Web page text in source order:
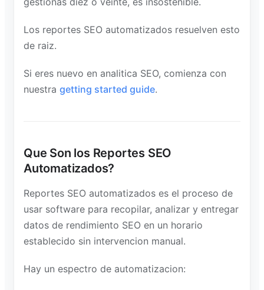
Los reportes SEO automatizados resuelven esto
de raiz.
Si eres nuevo en analitica SEO, comienza con
nuestra getting started guide.
Que Son los Reportes SEO
Automatizados?
Reportes SEO automatizados es el proceso de
usar software para recopilar, analizar y entregar
datos de rendimiento SEO en un horario
establecido sin intervencion manual.
Hay un espectro de automatizacion: